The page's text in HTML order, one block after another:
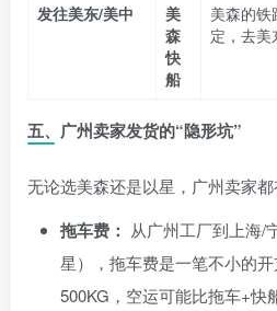
发往美东/美中
美
森
快
船
美森的铁
定，去美
五、广州卖家发货的“隐形坑”
无论选美森还是以星，广州卖家
拖车费： 从广州工厂到上海/
星），拖车费是一笔不小的
500KG，空运可能比拖车+快